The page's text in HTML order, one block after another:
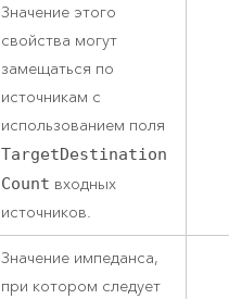
Значение этого
свойства могут
замещаться по
источникам с
использованием поля
TargetDestination
Count входных
источников.
Значение импеданса,
при котором следует